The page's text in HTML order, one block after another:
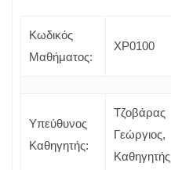
Κωδικός
Μαθήματος:
ΧΡ0100
Υπεύθυνος
Καθηγητής:
Τζοβάρας
Γεώργιος,
Καθηγητής